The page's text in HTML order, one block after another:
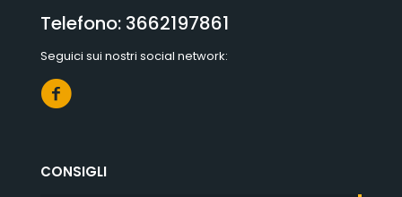
Telefono: 3662197861
Seguici sui nostri social network:
CONSIGLI